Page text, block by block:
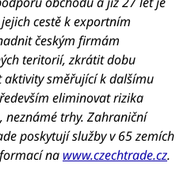
cestě k exportním
českým firmám
teritorií, zkrátit dobu
směřující k dalšímu
eliminovat rizika
neznámé trhy. Zahraniční
poskytují služby v 65 zemích
na www.czechtrade.cz.